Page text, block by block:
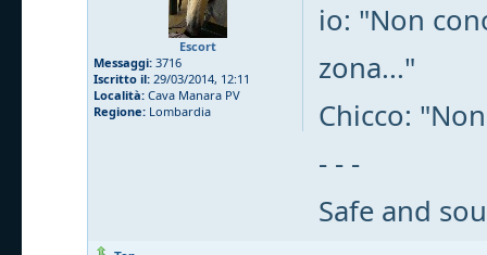
Escort
Messaggi: 3716
Iscritto il: 29/03/2014, 12:11
Località: Cava Manara PV
Regione: Lombardia
io: "Non
zona..."
Chicco:
- - -
Safe and